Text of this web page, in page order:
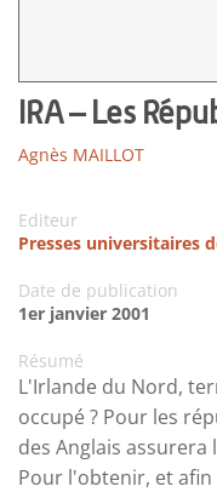
IRA – Les
Agnès MAILLOT
Editeur
Presses universitaires
Date de publication
1er janvier 2001
Résumé
L'Irlande du Nord,
occupé ? Pour les
des Anglais
Pour l'obtenir, et